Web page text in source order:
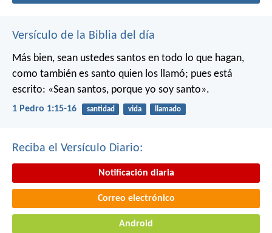
Versículo de la Biblia del día
Más bien, sean ustedes santos en todo lo que hagan,
como también es santo quien los llamó; pues está
escrito: «Sean santos, porque yo soy santo».
1 Pedro 1:15-16 santidad vida llamado
Reciba el Versículo Diario:
Notificación diaria
Correo electrónico
Android